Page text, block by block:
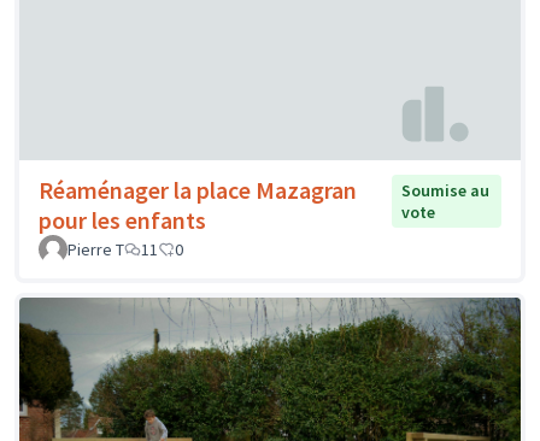
Réaménager la place Mazagran
pour les enfants
Soumise au
vote
Pierre T
11 0